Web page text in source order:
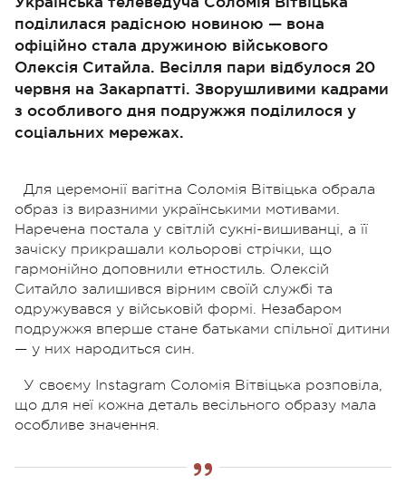
поділилася радісною новиною — вона
офіційно стала дружиною військового
Олексія Ситайла. Весілля пари відбулося 20
червня на Закарпатті. Зворушливими кадрами
з особливого дня подружжя поділилося у
соціальних мережах.
Для церемонії вагітна Соломія Вітвіцька обрала
образ із виразними українськими мотивами.
Наречена постала у світлій сукні-вишиванці, а її
зачіску прикрашали кольорові стрічки, що
гармонійно доповнили етностиль. Олексій
Ситайло залишився вірним своїй службі та
одружувався у військовій формі. Незабаром
подружжя вперше стане батьками спільної дитини
— у них народиться син.
У своєму Instagram Соломія Вітвіцька розповіла,
що для неї кожна деталь весільного образу мала
особливе значення.